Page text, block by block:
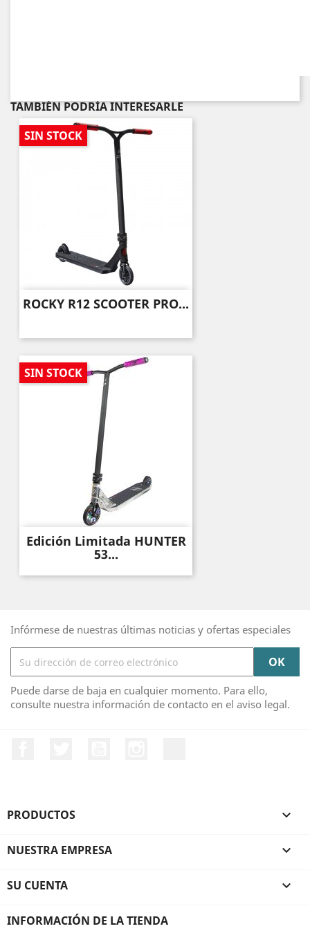
TAMBIÉN PODRÍA INTERESARLE
ROCKY R12 SCOOTER PRO...
SIN STOCK
Edición Limitada HUNTER
53...
SIN STOCK
Infórmese de nuestras últimas noticias y ofertas especiales
Puede darse de baja en cualquier momento. Para ello,
consulte nuestra información de contacto en el aviso legal.
PRODUCTOS 
NUESTRA EMPRESA 
SU CUENTA 
INFORMACIÓN DE LA TIENDA